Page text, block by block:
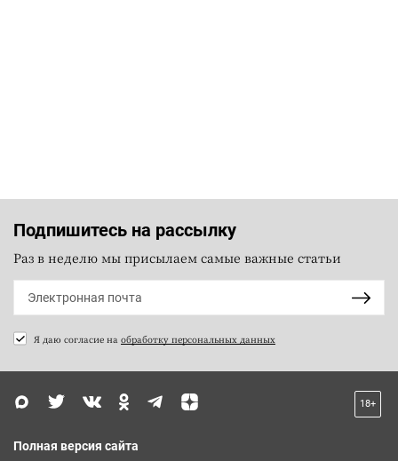
Подпишитесь на рассылку
Раз в неделю мы присылаем самые важные статьи
Я даю согласие на обработку персональных данных
18+
Полная версия сайта